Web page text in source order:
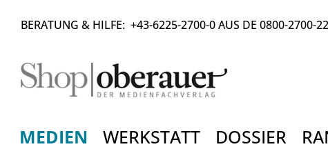
BERATUNG & HILFE: +43-6225-2700-0AUS DE 0800-2700-
MEDIEN WERKSTATT DOSSIER